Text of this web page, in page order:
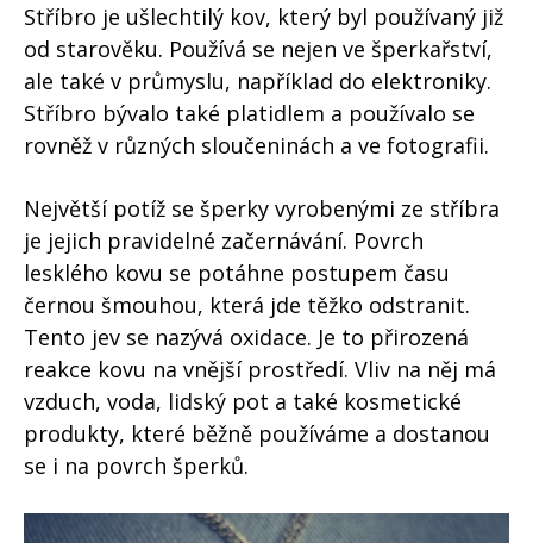
Stříbro je ušlechtilý kov, který byl používaný již
od starověku. Používá se nejen ve šperkařství,
ale také v průmyslu, například do elektroniky.
Stříbro bývalo také platidlem a používalo se
rovněž v různých sloučeninách a ve fotografii.
Největší potíž se šperky vyrobenými ze stříbra
je jejich pravidelné začernávání. Povrch
lesklého kovu se potáhne postupem času
černou šmouhou, která jde těžko odstranit.
Tento jev se nazývá oxidace. Je to přirozená
reakce kovu na vnější prostředí. Vliv na něj má
vzduch, voda, lidský pot a také kosmetické
produkty, které běžně používáme a dostanou
se i na povrch šperků.